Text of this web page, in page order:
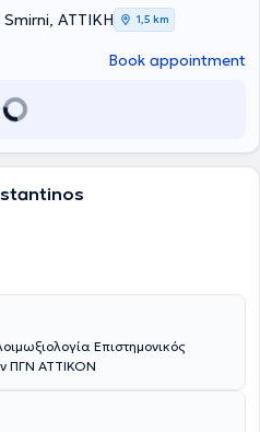
ΑΤΤΙΚΗ 1,5 km
Book appointment
Επιστημονικός
συνεργάτης Μονάδα Λοιμώξεων ΠΓΝ ΑΤΤΙΚΟΝ